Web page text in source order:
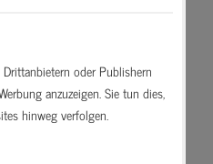
oder Publishern
anzuzeigen. Sie tun dies,
hinweg verfolgen.